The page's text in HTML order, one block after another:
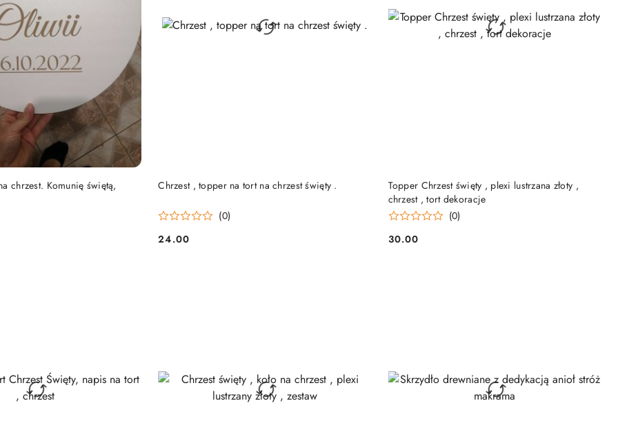
chrzest. Komunię świętą,
DO KOSZYKA Chrzest , topper na tort na chrzest święty .
(0)
Cena:
24.00
DO KOSZYKA
Topper Chrzest święty , plexi lustrzana złoty ,
chrzest , tort dekoracje
(0)
Cena:
30.00
DO KOSZYKA